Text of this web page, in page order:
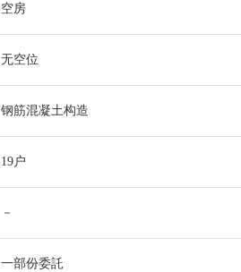
空房
无空位
钢筋混凝土构造
19户
－
一部份委託